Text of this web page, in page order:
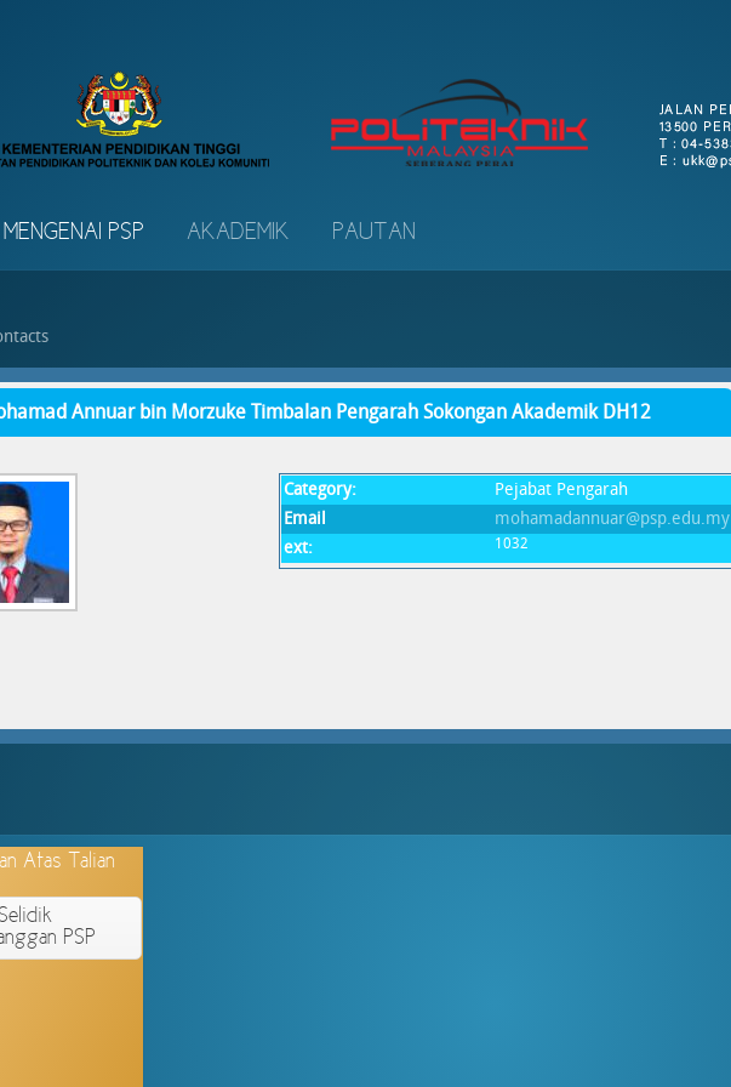
MENGENAI PSP AKADEMIK PAUTAN
Annuar bin Morzuke Timbalan Pengarah Sokongan Akademik DH12
Category:
Pejabat Pengarah
Email
mohamadannuar@psp.edu.my
ext:
1032
Atas Talian
PSP